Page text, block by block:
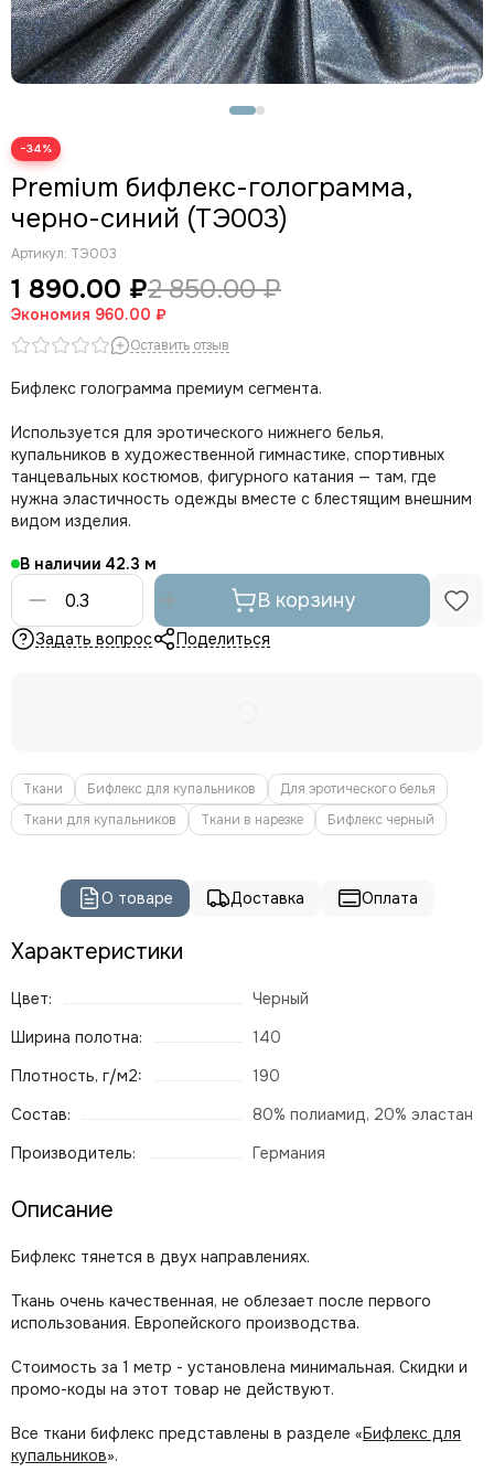
−34%
Premium бифлекс-голограмма,
черно-синий (ТЭ003)
Артикул: ТЭ003
1 890.00 ₽2 850.00 ₽
Экономия 960.00 ₽
Оставить отзыв
Бифлекс голограмма премиум сегмента.
Используется для эротического нижнего белья,
купальников в художественной гимнастике, спортивных
танцевальных костюмов, фигурного катания — там, где
нужна эластичность одежды вместе с блестящим внешним
видом изделия.
В наличии 42.3
В корзину
Задать вопрос Поделиться
Ткани Бифлекс для купальников
Для эротического белья
Ткани для купальников
Ткани в нарезке Бифлекс черный
О товаре Доставка Оплата
Характеристики
Цвет:
Черный
Ширина полотна:
140
Плотность, г/м2:
190
Состав:
80% полиамид, 20% эластан
Производитель:
Германия
Описание
Бифлекс тянется в двух направлениях.
Ткань очень качественная, не облезает после первого
использования. Европейского производства.
Стоимость за 1 метр - установлена минимальная. Скидки и
промо-коды на этот товар не действуют.
Все ткани бифлекс представлены в разделе «Бифлекс для
купальников».